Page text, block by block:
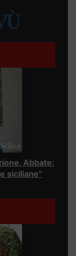
Abbate:
siciliane”